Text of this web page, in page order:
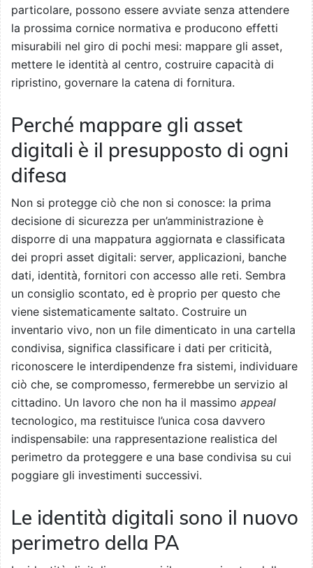
particolare, possono essere avviate senza attendere
la prossima cornice normativa e producono effetti
misurabili nel giro di pochi mesi: mappare gli asset,
mettere le identità al centro, costruire capacità di
ripristino, governare la catena di fornitura.
Perché mappare gli asset
digitali è il presupposto di ogni
difesa
Non si protegge ciò che non si conosce: la prima
decisione di sicurezza per un’amministrazione è
disporre di una mappatura aggiornata e classificata
dei propri asset digitali: server, applicazioni, banche
dati, identità, fornitori con accesso alle reti. Sembra
un consiglio scontato, ed è proprio per questo che
viene sistematicamente saltato. Costruire un
inventario vivo, non un file dimenticato in una cartella
condivisa, significa classificare i dati per criticità,
riconoscere le interdipendenze fra sistemi, individuare
ciò che, se compromesso, fermerebbe un servizio al
cittadino. Un lavoro che non ha il massimo appeal
tecnologico, ma restituisce l’unica cosa davvero
indispensabile: una rappresentazione realistica del
perimetro da proteggere e una base condivisa su cui
poggiare gli investimenti successivi.
Le identità digitali sono il nuovo
perimetro della PA